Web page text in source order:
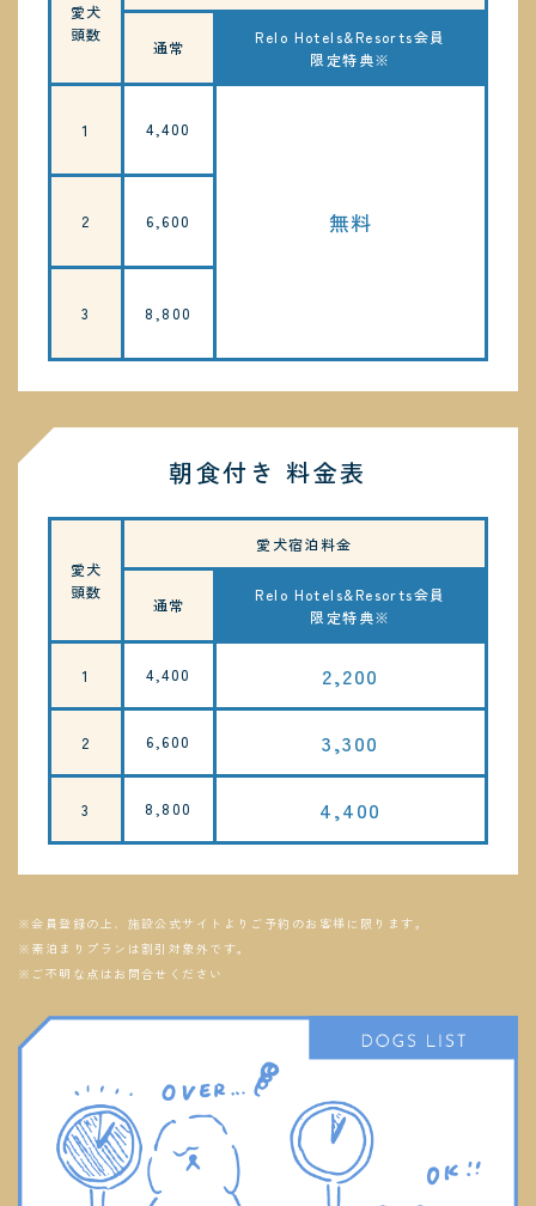
愛犬
頭数
通常
Relo Hotels&Resorts会員
限定特典※
1 4,400
無料
2 6,600
3 8,800
朝食付き 料金表
愛犬
頭数
愛犬宿泊料金
通常
Relo Hotels&Resorts会員
限定特典※
1 4,400 2,200
2 6,600 3,300
3 8,800 4,400
※会員登録の上、施設公式サイトよりご予約のお客様に限ります。
※素泊まりプランは割引対象外です。
※ご不明な点はお問合せください